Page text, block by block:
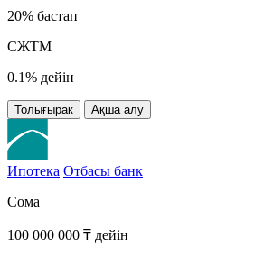
20% бастап
СЖТМ
0.1% дейін
Толығырак Ақша алу
Ипотека Отбасы банк
Сома
100 000 000 ₸ дейін